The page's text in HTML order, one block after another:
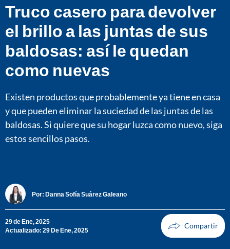
Truco casero para devolver
el brillo a las juntas de sus
baldosas: así le quedan
como nuevas
Existen productos que probablemente ya tiene en casa
y que pueden eliminar la suciedad de las juntas de las
baldosas. Si quiere que su hogar luzca como nuevo, siga
estos sencillos pasos.
Por: Danna Sofía Suárez Galeano
29 de Ene, 2025
Actualizado: 29 De Ene, 2025